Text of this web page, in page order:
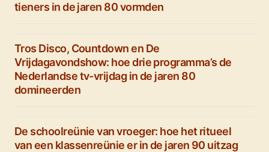
tieners in de jaren 80 vormden
Tros Disco, Countdown en De
Vrijdagavondshow: hoe drie programma’s de
Nederlandse tv-vrijdag in de jaren 80
domineerden
De schoolreünie van vroeger: hoe het ritueel
van een klassenreünie er in de jaren 90 uitzag